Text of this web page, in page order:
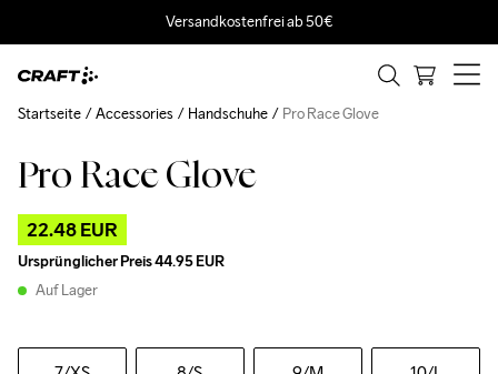
Versandkostenfrei ab 50€
Pro Race Glove
22.48 EUR
Ursprünglicher Preis44.95 EUR
Auf Lager
Startseite Accessories Handschuhe Pro Race Glove
Outlet